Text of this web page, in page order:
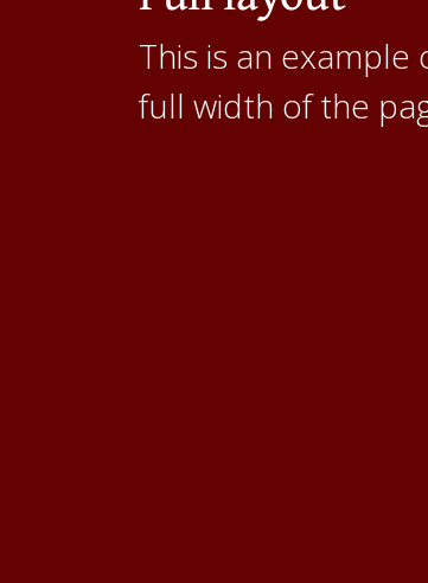
This is an
full width of the